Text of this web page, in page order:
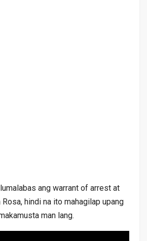
ang warrant of arrest at
hindi na ito mahagilap upang
man lang.